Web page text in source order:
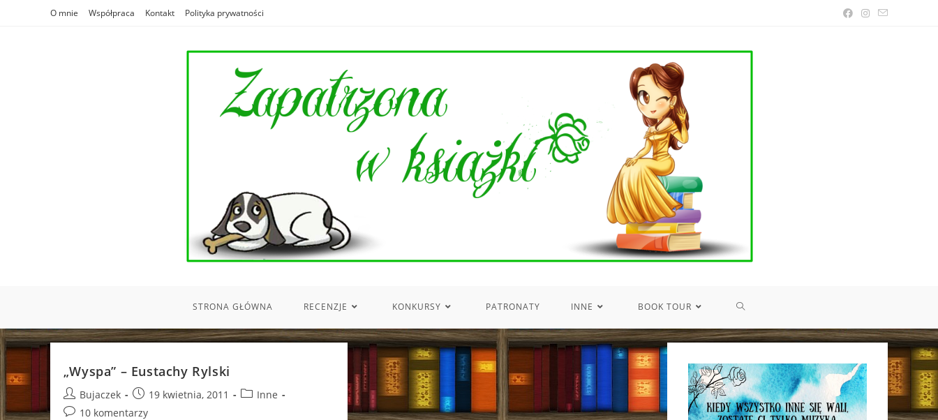
O mnie Współpraca Kontakt Polityka prywatności
STRONA GŁÓWNA RECENZJE KONKURSY PATRONATY INNE BOOK TOUR TOGGLE
SEARCH
„Wyspa” – Eustachy Rylski
Post
author:
Bujaczek
Post
published:
19 kwietnia, 2011
PostInne
Post10 komentarzy